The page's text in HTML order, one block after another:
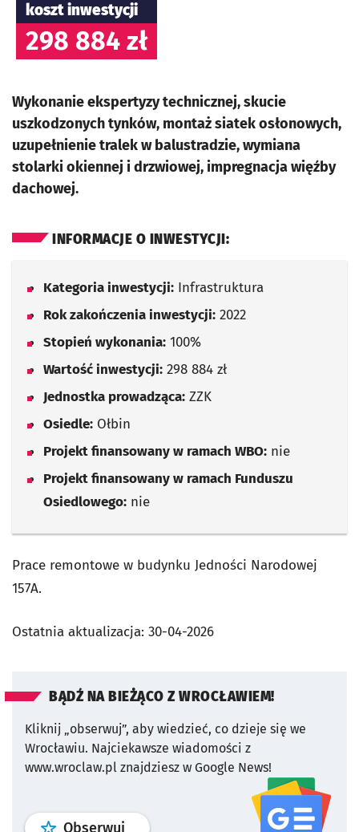
koszt inwestycji
298 884 zł
Wykonanie ekspertyzy technicznej, skucie
uszkodzonych tynków, montaż siatek osłonowych,
uzupełnienie tralek w balustradzie, wymiana
stolarki okiennej i drzwiowej, impregnacja więźby
dachowej.
INFORMACJE O INWESTYCJI:
Kategoria inwestycji: Infrastruktura
Rok zakończenia inwestycji: 2022
Stopień wykonania: 100%
Wartość inwestycji: 298 884 zł
Jednostka prowadząca: ZZK
Osiedle: Ołbin
Projekt finansowany w ramach WBO: nie
Projekt finansowany w ramach Funduszu
Osiedlowego: nie
Prace remontowe w budynku Jedności Narodowej
157A.
Ostatnia aktualizacja: 30-04-2026
BĄDŹ NA BIEŻĄCO Z WROCŁAWIEM!
Kliknij „obserwuj”, aby wiedzieć, co dzieje się we
Wrocławiu. Najciekawsze wiadomości z
www.wroclaw.pl znajdziesz w Google News!
Obserwuj profil serwisu